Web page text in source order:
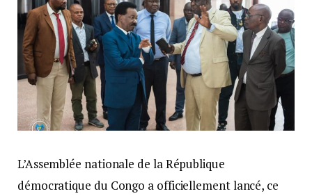
L’Assemblée nationale de la République
démocratique du Congo a officiellement lancé, ce